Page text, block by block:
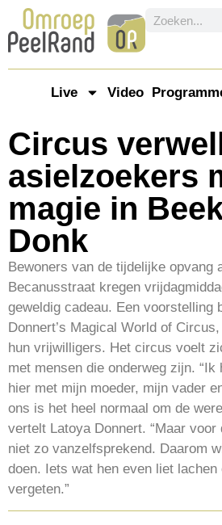
Live Video
Circus
asielzoekers
magie in
Donk
Bewoners van de tijdelijke opvang
Becanusstraat kregen
geweldig cadeau. Een voorstelling
Donnert’s Magical World of
hun vrijwilligers. Het circus voelt
met mensen die onderweg zijn.
hier met mijn moeder, mijn vader
ons is het heel normaal om de
vertelt Latoya Donnert. “Maar
niet zo vanzelfsprekend. Daarom
doen. Iets wat hen even liet lachen
vergeten.”